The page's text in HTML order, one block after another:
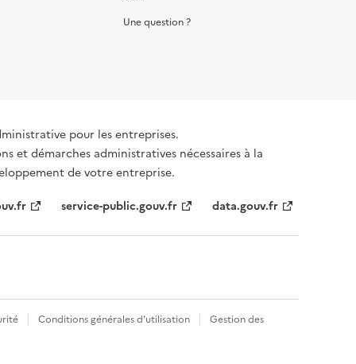
Une question ?
pour les entreprises.
et démarches administratives nécessaires à la
de votre entreprise.
service-public.gouv.fr data.gouv.fr
Conditions générales d'utilisation
Gestion des